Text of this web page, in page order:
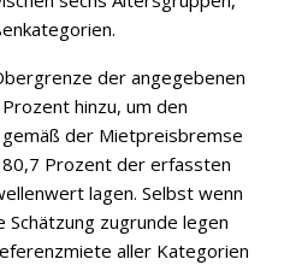
der angegebenen
hinzu, um den
der Mietpreisbremse
Prozent der erfassten
lagen. Selbst wenn
zugrunde legen
aller Kategorien